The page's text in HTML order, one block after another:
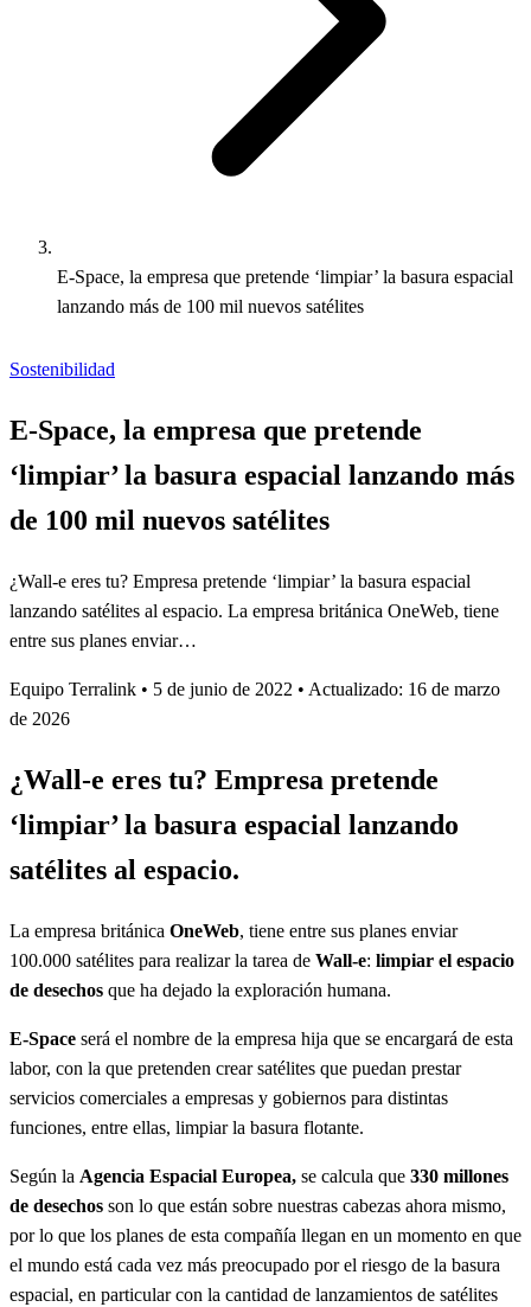
E-Space, la empresa que pretende ‘limpiar’ la basura espacial
lanzando más de 100 mil nuevos satélites
Sostenibilidad
E-Space, la empresa que pretende
‘limpiar’ la basura espacial lanzando más
de 100 mil nuevos satélites
¿Wall-e eres tu? Empresa pretende ‘limpiar’ la basura espacial
lanzando satélites al espacio. La empresa británica OneWeb, tiene
entre sus planes enviar…
Equipo Terralink • 5 de junio de 2022 • Actualizado: 16 de marzo
de 2026
¿Wall-e eres tu? Empresa pretende
‘limpiar’ la basura espacial lanzando
satélites al espacio.
La empresa británica OneWeb, tiene entre sus planes enviar
100.000 satélites para realizar la tarea de Wall-e: limpiar el espacio
de desechos que ha dejado la exploración humana.
E-Space será el nombre de la empresa hija que se encargará de esta
labor, con la que pretenden crear satélites que puedan prestar
servicios comerciales a empresas y gobiernos para distintas
funciones, entre ellas, limpiar la basura flotante.
Según la Agencia Espacial Europea, se calcula que 330 millones
de desechos son lo que están sobre nuestras cabezas ahora mismo,
por lo que los planes de esta compañía llegan en un momento en que
el mundo está cada vez más preocupado por el riesgo de la basura
espacial, en particular con la cantidad de lanzamientos de satélites